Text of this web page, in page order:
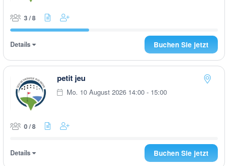
3 / 8
Details Buchen Sie jetzt
petit jeu
Mo. 10 August 2026 14:00 - 15:00
0 / 8
Details Buchen Sie jetzt